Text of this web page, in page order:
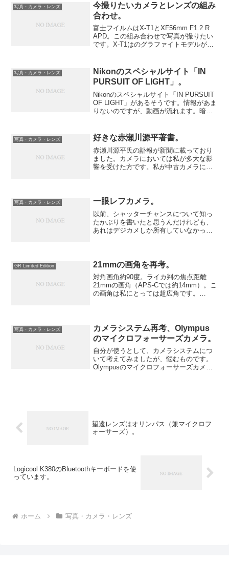
写真・カメラ・レンズ
今撮りたいカメラとレンズの組み
合わせ。
富士フイルムはX-T1とXF56mm F1.2 R
APD。この組み合わせで写真が撮りたい
です。X-T1はのグラファイトモデルが欲
写真・カメラ・レンズ
Nikonのスペシャルサイト「IN
PURSUIT OF LIGHT」。
Nikonのスペシャルサイト「IN PURSUIT
OF LIGHT」があるそうです。情報があま
りないのですが、動画が流れます。暗い
しいカメラシステム？薄さからミラー
レ...
写真・カメラ・レンズ 好きな赤瀬川源平著書。
赤瀬川源平氏の訃報が新聞に載っており
ました。カメラにおいては私が多大な影
響を受けた方です。私が中古カメラにの
さぼり読みました。私が手...
写真・カメラ・レンズ 一眼レフカメラ。
以前、シャッターチャンスについて知っ
たかぶりを書いたと思うんだけれども、
あれはデジカメしか所有していなかった
の時に感じていたことなの...
GR Limited Edition 21mmの画角を再考。
対角画角約90度。ライカ判の焦点距離
21mmの画角（APS-Cでは約14mm）。こ
の画角は私にとっては超広角です。
覚など使い慣れ...
写真・カメラ・レンズ
カメラシステム再考、Olympus
のマイクロフォーサーズカメラ。
自分が使うとして、カメラシステムにつ
いて考えてみましたが、悩むものです。
Olympusのマイクロフォーサーズカメラ
望遠レンズはオリンパス（兼マイクロフ
ォーサーズ）。
Logicool K380のBluetoothキーボードを使
っています。
ホーム 写真・カメラ・レンズ